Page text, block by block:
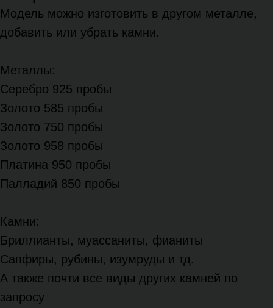
Модель можно изготовить в другом металле,
добавить или убрать камни.
Металлы:
Серебро 925 пробы
Золото 585 пробы
Золото 750 пробы
Золото 958 пробы
Платина 950 пробы
Палладий 850 пробы
Камни:
Бриллианты, муассаниты, фианиты
Сапфиры, рубины, изумруды и тд.
А также почти все виды других камней по
запросу